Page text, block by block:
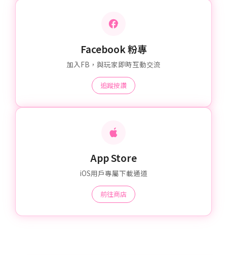
Facebook 粉專
加入FB，與玩家即時互動交流
追蹤按讚
App Store
iOS用戶專屬下載通道
前往商店